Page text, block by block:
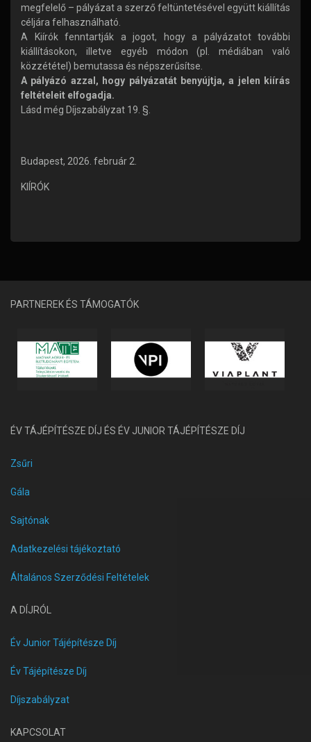
megfelelő – pályázat a szerző feltüntetésével együtt kiállítás
céljára felhasználható.
A Kiírók fenntartják a jogot, hogy a pályázatot további
kiállításokon, illetve egyéb módon (pl. médiában való
közzététel) bemutassa és népszerűsítse.
A pályázó azzal, hogy pályázatát benyújtja, a jelen kiírás
feltételeit elfogadja.
Lásd még Díjszabályzat 19. §.
Budapest, 2026. február 2.
KIÍRÓK
PARTNEREK ÉS TÁMOGATÓK
ÉV TÁJÉPÍTÉSZE DÍJ ÉS ÉV JUNIOR TÁJÉPÍTÉSZE DÍJ
Zsűri
Gála
Sajtónak
Adatkezelési tájékoztató
Általános Szerződési Feltételek
A DÍJRÓL
Év Junior Tájépítésze Díj
Év Tájépítésze Díj
Díjszabályzat
KAPCSOLAT